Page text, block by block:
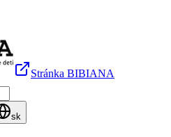
Stránka BIBIANA
sk